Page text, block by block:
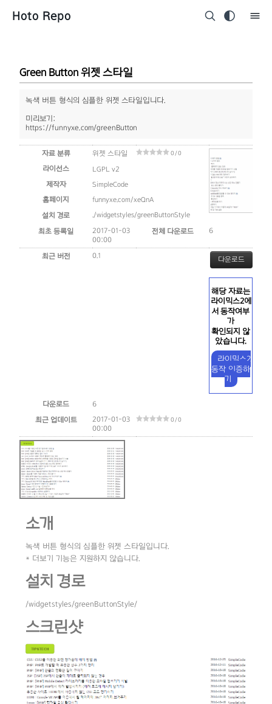
Hoto Repo
Green Button 위젯 스타일
녹색 버튼 형식의 심플한 위젯 스타일입니다.
미리보기:
https://funnyxe.com/greenButton
자료 분류 위젯 스타일 0 / 0
라이선스
LGPL v2
제작자
SimpleCode
홈페이지
funnyxe.com/xeQnA
설치 경로
./widgetstyles/greenButtonStyle
최초 등록일
2017-01-03
00:00
전체 다운로드 6
최근 버전 0.1 다운로드
해당 자료는
라이믹스2에
서 동작여부
가
확인되지 않
았습니다.
라이믹스2
동작 인증하
기
다운로드
6
최근 업데이트
2017-01-03
00:00
0 / 0
소개
녹색 버튼 형식의 심플한 위젯 스타일입니다.
* 더보기 기능은 지원하지 않습니다.
설치 경로
/widgetstyles/greenButtonStyle/
스크린샷